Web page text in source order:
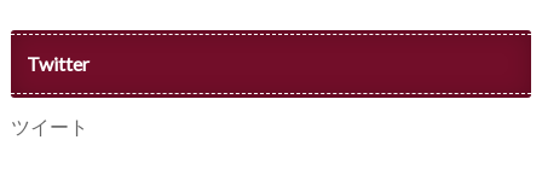
Twitter
ツイート